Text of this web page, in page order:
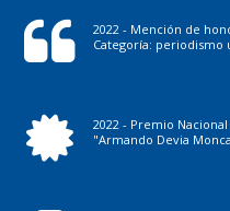
2022 - Mención de
Categoría: periodismo
2022 - Premio
"Armando Devia